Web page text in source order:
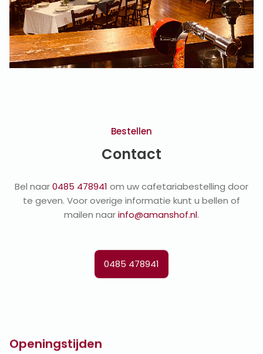
Bestellen
Contact
Bel naar0485 478941 om uw cafetariabestelling door
te geven. Voor overige informatie kunt u bellen of
mailen naarinfo@amanshof.nl.
0485 478941
Openingstijden